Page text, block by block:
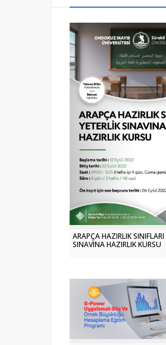
ARAPÇA HAZIRLIK SINIFLARI
SINAVINA HAZIRLIK KURSU